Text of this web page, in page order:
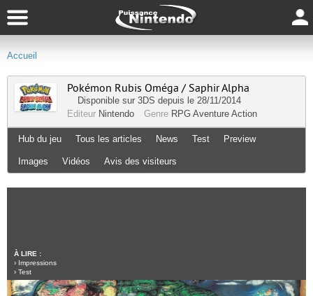
Accueil
Pokémon Rubis Oméga / Saphir Alpha
Disponible sur 3DS depuis le 28/11/2014
Editeur Nintendo Genre RPG Aventure Action
Hub du jeu Tous les articles News Test Preview
Images Vidéos Avis des visiteurs
À LIRE :
› Impressions
› Test